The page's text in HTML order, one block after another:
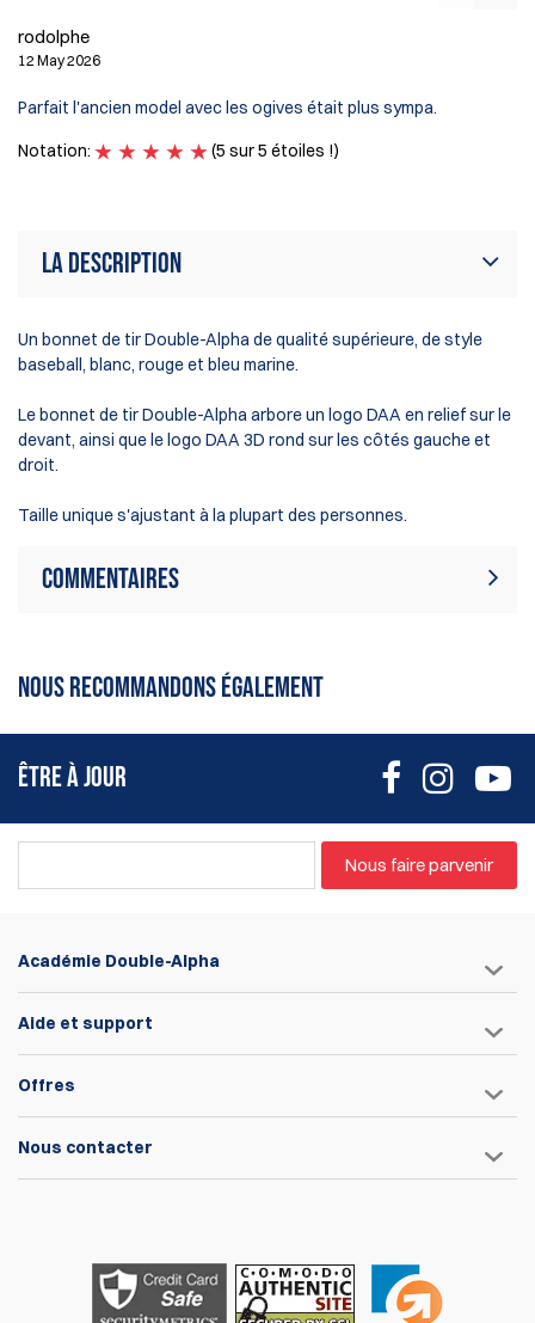
rodolphe
12 May 2026
Parfait l'ancien model avec les ogives était plus sympa.
Notation:
(5 sur 5 étoiles !)
La description
Un bonnet de tir Double-Alpha de qualité supérieure, de style
baseball, blanc, rouge et bleu marine.
Le bonnet de tir Double-Alpha arbore un logo DAA en relief sur le
devant, ainsi que le logo DAA 3D rond sur les côtés gauche et
droit.
Taille unique s'ajustant à la plupart des personnes.
Commentaires
Soyez le premier à écrire un avis
NOUS RECOMMANDONS ÉGALEMENT
ÊTRE À JOUR
Nous faire parvenir
Académie Double-Alpha
Aide et support
Offres
Nous contacter